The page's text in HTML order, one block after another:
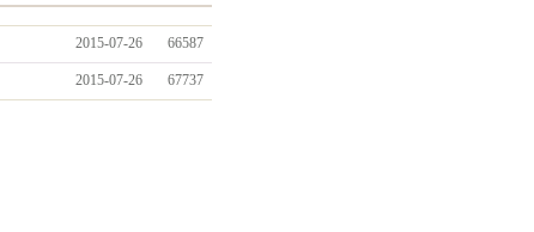
2015-07-26 66587
2015-07-26 67737